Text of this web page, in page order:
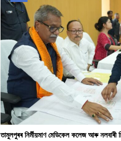
তামুলপুৰৰ নিৰ্মীয়মাণ মেডিকেল কলেজ আৰু নলবাৰী